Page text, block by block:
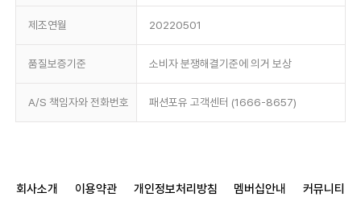
제조연월 20220501
품질보증기준 소비자 분쟁해결기준에 의거 보상
A/S 책임자와 전화번호 패션포유 고객센터 (1666-8657)
회사소개 이용약관 개인정보처리방침 멤버십안내 커뮤니티